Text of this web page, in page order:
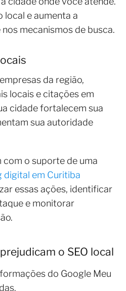
local e aumenta a
mecanismos de busca.
da região,
locais e citações em
cidade fortalecem sua
sua autoridade
com o suporte de uma
digital em Curitiba
essas ações, identificar
e monitorar
o SEO local
do Google Meu